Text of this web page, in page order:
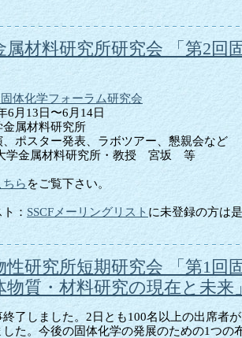
属材料研究所研究会 「第2回
体化学フォーラム研究会
6月13日〜6月14日
属材料研究所
ポスター発表、ラボツアー、懇親会など
学金属材料研究所・教授 宮坂 等
ちらをご覧下さい。
： SSCFメーリングリスト に未登録の方は
性研究所短期研究会 「第1回
物質・材料研究の現在と未来
了しました。2日とも100名以上の出席者
た。今後の固体化学の発展のための1つの